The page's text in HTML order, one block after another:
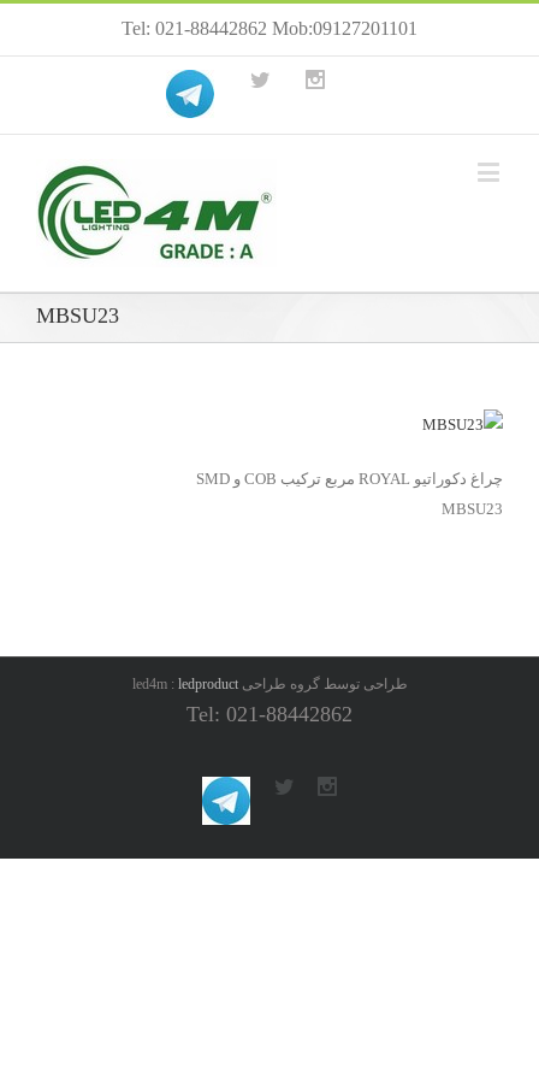
Tel: 021-88442862 Mob:09127201101
MBSU23
چراغ دکوراتیو ROYAL مربع ترکیب COB و SMD
MBSU23
طراحی توسط گروه طراحی led4m :ledproduct
Tel: 021-88442862